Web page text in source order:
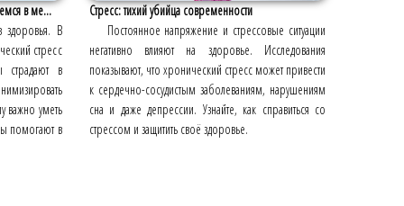
в ме...
здоровья. В
стресс
страдают в
важно уметь
помогают в
Стресс: тихий убийца современности
Постоянное напряжение и стрессовые ситуации
негативно влияют на здоровье. Исследования
показывают, что хронический стресс может привести
к сердечно-сосудистым заболеваниям, нарушениям
сна и даже депрессии. Узнайте, как справиться со
стрессом и защитить своё здоровье.